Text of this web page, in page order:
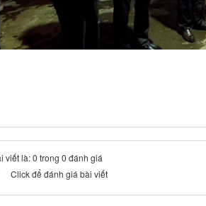
viết là: 0 trong 0 đánh giá
Click để đánh giá bài viết